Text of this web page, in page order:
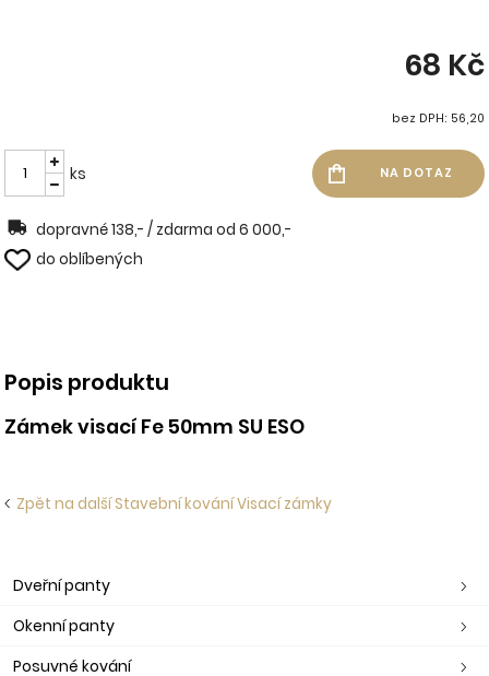
68 Kč
bez DPH: 56,20
ks
dopravné 138,- / zdarma od 6 000,-
do oblíbených
Popis produktu
Zámek visací Fe 50mm SU ESO
Zpět na další Stavební kování Visací zámky
Dveřní panty
Okenní panty
Posuvné kování